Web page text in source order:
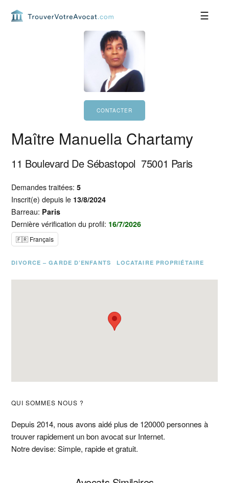
Maître Manuella Chartamy
11 Boulevard De Sébastopol 75001 Paris
Demandes traitées:5
Inscrit(e) depuis le 13/8/2024
Barreau: Paris
Dernière vérification du profil: 16/7/2026
🇫🇷 Français
DIVORCE – GARDE D’ENFANTS LOCATAIRE PROPRIÉTAIRE
Barre
latérale
principale
QUI SOMMES NOUS ?
Depuis 2014, nous avons aidé plus de 120000 personnes à
trouver rapidement un bon avocat sur Internet.
Notre devise: Simple, rapide et gratuit.